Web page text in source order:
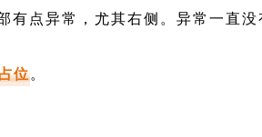
有点异常，尤其右侧。异常一直没
位。